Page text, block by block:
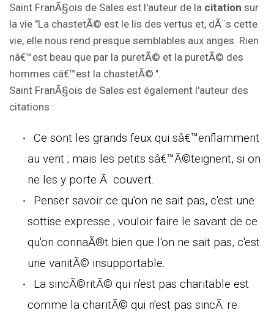
Saint FranÃ§ois de Sales est l'auteur de la citation sur
la vie "La chastetÃ© est le lis des vertus et, dÃ¨s cette
vie, elle nous rend presque semblables aux anges. Rien
nâ€™est beau que par la puretÃ© et la puretÃ© des
hommes câ€™est la chastetÃ©.".
Saint FranÃ§ois de Sales est également l'auteur des
citations :
Ce sont les grands feux qui sâ€™enflamment
au vent ; mais les petits sâ€™Ã©teignent, si on
ne les y porte Ã couvert.
Penser savoir ce qu'on ne sait pas, c'est une
sottise expresse ; vouloir faire le savant de ce
qu'on connaÃ®t bien que l'on ne sait pas, c'est
une vanitÃ© insupportable.
La sincÃ©ritÃ© qui n'est pas charitable est
comme la charitÃ© qui n'est pas sincÃ¨re.